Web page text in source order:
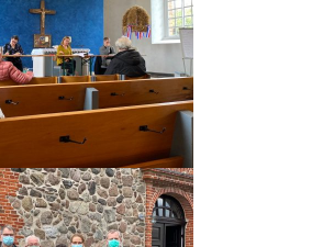
Kontakt
FAQ
Projekte